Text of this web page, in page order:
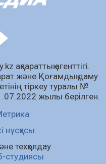
табуға болады?»￼
60 0
агенттігі.
және Қоғамдық даму
тіркеу туралы №
жылы берілген.
нұсқасы
техқолдау
студиясы